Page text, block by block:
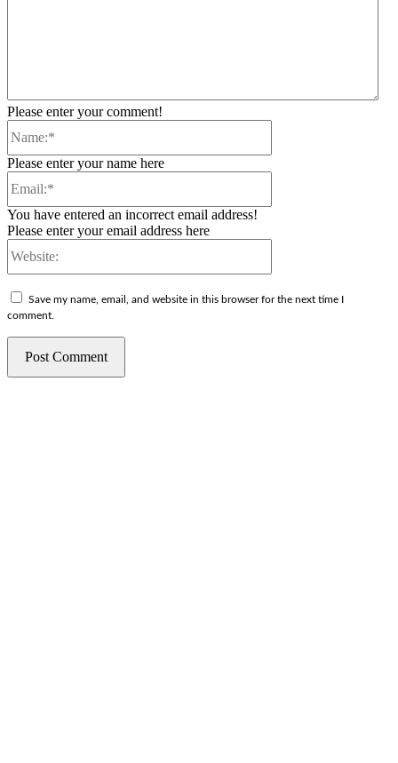
Please enter your comment!
Please enter your name here
You have entered an incorrect email address!
Please enter your email address here
Save my name, email, and website in this browser for the next time I
comment.